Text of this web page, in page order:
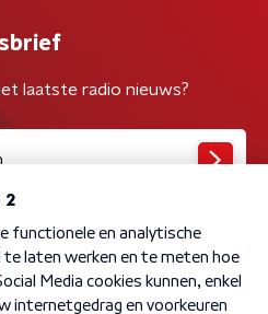
laatste radio nieuws?